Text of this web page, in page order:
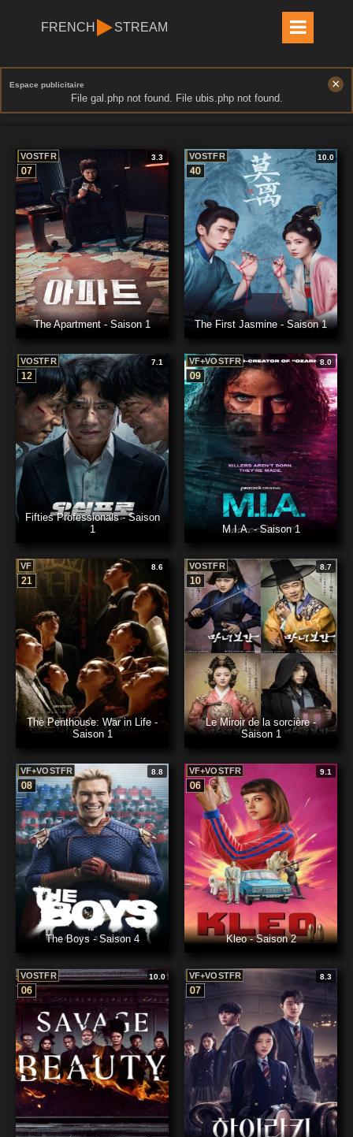
FRENCH STREAM
Espace publicitaire ×
File gal.php not found. File ubis.php not found.
VOSTFR 3.3
07
The Apartment - Saison 1
VOSTFR 10.0
40
The First Jasmine - Saison 1
VOSTFR 7.1
12
Fifties Professionals - Saison
1
VF+VOSTFR 8.0
09
M.I.A. - Saison 1
VF 8.6
21
The Penthouse: War in Life -
Saison 1
VOSTFR 8.7
10
Le Miroir de la sorcière -
Saison 1
VF+VOSTFR 8.8
08
The Boys - Saison 4
VF+VOSTFR 9.1
06
Kleo - Saison 2
VOSTFR 10.0
06
VF+VOSTFR 8.3
07